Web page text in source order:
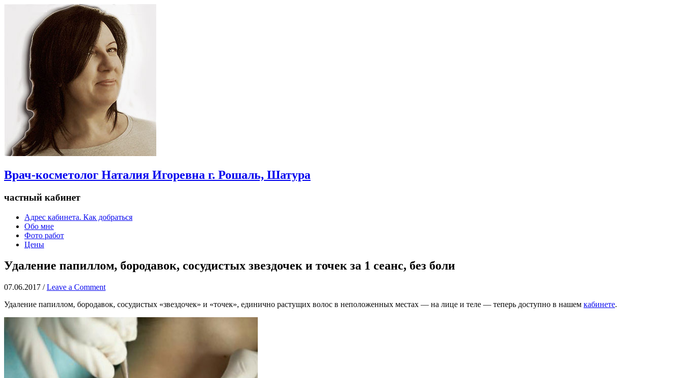
Врач-косметолог Наталия Игоревна г. Рошаль, Шатура
частный кабинет
Адрес кабинета. Как добраться
Обо мне
Фото работ
Цены
Удаление папиллом, бородавок, сосудистых звездочек и точек за 1 сеанс, без боли
07.06.2017 /Leave a Comment
Удаление папиллом, бородавок, сосудистых «звездочек» и «точек», единично растущих волос в неположенных местах — на лице и теле — теперь доступно в нашем кабинете.